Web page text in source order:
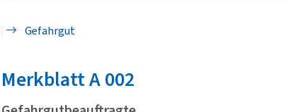
Gefahrgut
MerkblattA 002